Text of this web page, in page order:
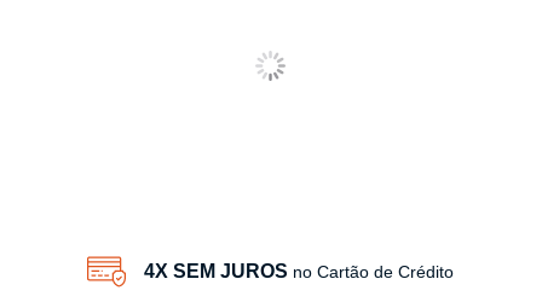
4X SEM JUROS no Cartão de Crédito